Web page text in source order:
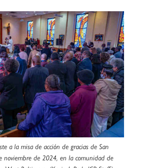
a la misa de acción de gracias de San
noviembre de 2024, en la comunidad de